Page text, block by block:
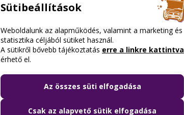
Sütibeállítások
Weboldalunk az alapműködés, valamint a marketing és
statisztika céljából sütiket használ.
A sütikről bővebb tájékoztatás erre a linkre kattintva
érhető el.
Az összes süti elfogadása
Csak az alapvető sütik elfogadása